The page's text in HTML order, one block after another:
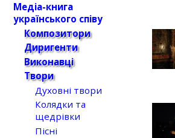
Медіа-книга
українського співу
Композитори
Диригенти
Виконавці
Твори
Духовні твори
Колядки та
щедрівки
Пісні